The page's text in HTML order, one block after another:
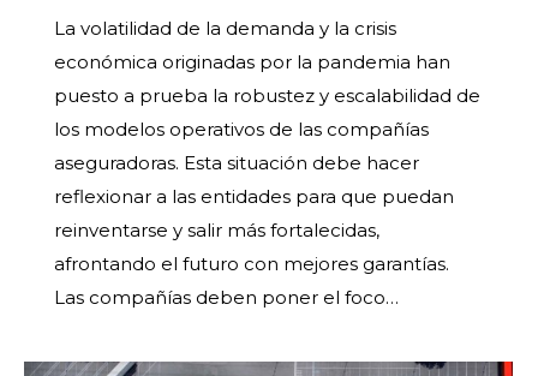
La volatilidad de la demanda y la crisis
económica originadas por la pandemia han
puesto a prueba la robustez y escalabilidad de
los modelos operativos de las compañías
aseguradoras. Esta situación debe hacer
reflexionar a las entidades para que puedan
reinventarse y salir más fortalecidas,
afrontando el futuro con mejores garantías.
Las compañías deben poner el foco…